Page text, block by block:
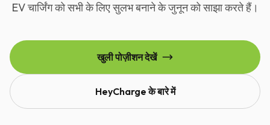
EV चार्जिंग को सभी के लिए सुलभ बनाने के जुनून को साझा करते हैं।
खुली पोज़ीशन देखें
HeyCharge के बारे में